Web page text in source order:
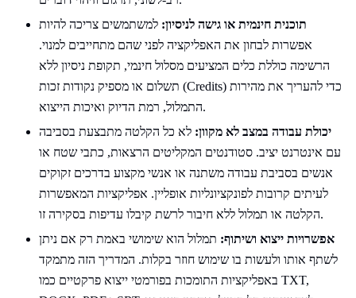
תוכנית חינמית או גישה לניסיון: למשתמשים צריכה להיות
אפשרות לבחון את האפליקציה לפני שהם מתחייבים למנוי.
הרשימה כוללת כלים המציעים מסלול חינמי, תקופת ניסיון ללא
תשלום או מספיק נקודות זכות (Credits) כדי להעריך את מהירות
התמלול, רמת הדיוק ואיכות הייצוא.
יכולת עבודה במצב לא מקוון: לא כל הקלטה מתבצעת בסביבה
עם אינטרנט יציב. סטודנטים המקליטים הרצאות, כתבי שטח או
אנשים בסביבת עבודה משתנה או אנשי מקצוע בדרכים זקוקים
לעיתים קרובות לפונקציונליות אופליין. אפליקציות המאפשרות
הקלטה או תמלול ללא חיבור לרשת קיבלו עדיפות בסקירה זו.
אפשרויות ייצוא ושיתוף: תמלול הוא שימושי באמת רק אם ניתן
לשתף אותו ולעשות בו שימוש חוזר בקלות. המדריך הזה מתמקד
באפליקציות התומכות בפורמטי ייצוא פרקטיים כמו TXT,